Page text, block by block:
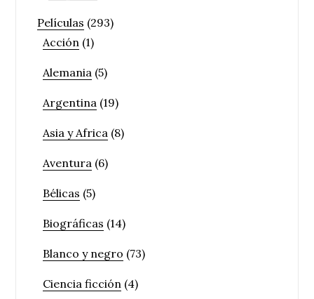
Películas (293)
Acción (1)
Alemania (5)
Argentina (19)
Asia y Africa (8)
Aventura (6)
Bélicas (5)
Biográficas (14)
Blanco y negro (73)
Ciencia ficción (4)